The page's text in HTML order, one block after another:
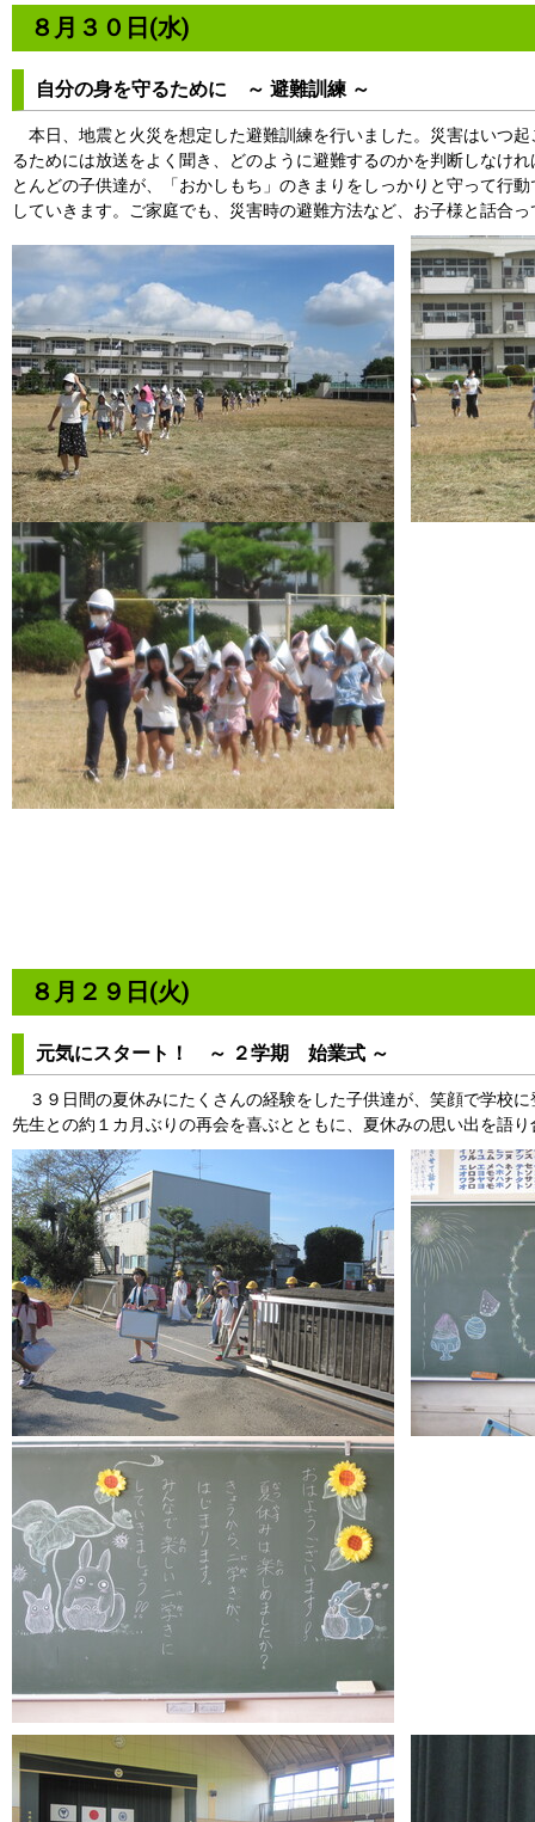
８月３０日(水)
自分の身を守るために ～ 避難訓練 ～
本日、地震と火災を想定した避難訓練を行いました。災害はいつ
るためには放送をよく聞き、どのように避難するのかを判断しなけ
とんどの子供達が、「おかしもち」のきまりをしっかりと守って行
していきます。ご家庭でも、災害時の避難方法など、お子様と話合
８月２９日(火)
元気にスタート！ ～ ２学期 始業式 ～
３９日間の夏休みにたくさんの経験をした子供達が、笑顔で学校
先生との約１カ月ぶりの再会を喜ぶとともに、夏休みの思い出を語